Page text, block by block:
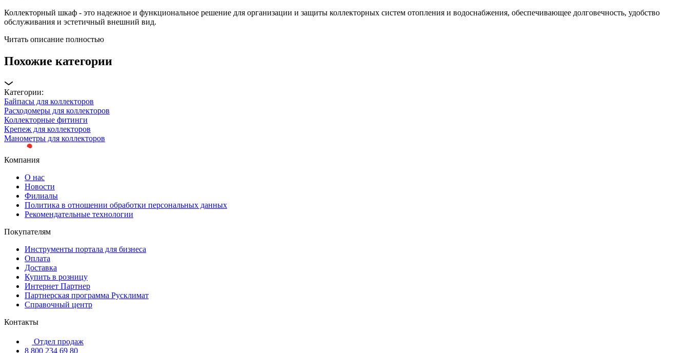
Коллекторный шкаф - это надежное и функциональное решение для организации и защиты коллекторных систем отопления и водоснабжения, обеспечивающее долговечность, удобство
обслуживания и эстетичный внешний вид.
Читать описание полностью
Похожие категории
Категории:
Байпасы для коллекторов
Расходомеры для коллекторов
Коллекторные фитинги
Крепеж для коллекторов
Манометры для коллекторов
Компания
О нас
Новости
Филиалы
Политика в отношении обработки персональных данных
Рекомендательные технологии
Покупателям
Инструменты портала для бизнеса
Оплата
Доставка
Купить в розницу
Интернет Партнер
Партнерская программа Русклимат
Справочный центр
Контакты
Отдел продаж
8 800 234 69 80